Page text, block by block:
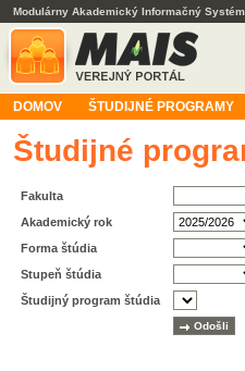
Modulárny Akademický Informačný Systém
DOMOV ŠTUDIJNÉ PROGRAMY
Študijné
Fakulta
Akademický rok
Forma štúdia
Stupeň štúdia
Študijný program štúdia